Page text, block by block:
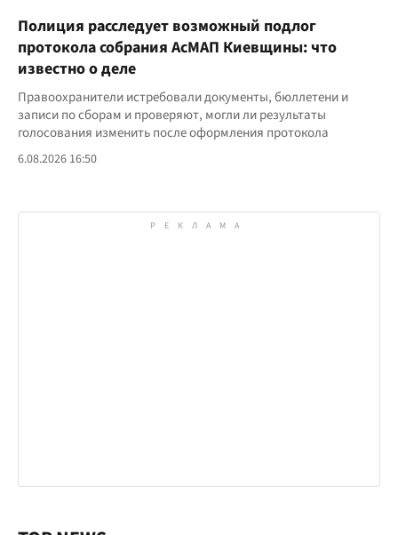
Полиция расследует возможный подлог
протокола собрания АсМАП Киевщины: что
известно о деле
Правоохранители истребовали документы, бюллетени и
записи по сборам и проверяют, могли ли результаты
голосования изменить после оформления протокола
6.08.2026 16:50